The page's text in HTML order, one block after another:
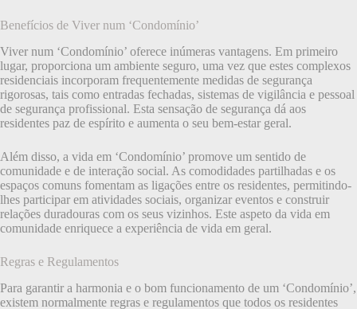
Benefícios de Viver num ‘Condomínio’
Viver num ‘Condomínio’ oferece inúmeras vantagens. Em primeiro
lugar, proporciona um ambiente seguro, uma vez que estes complexos
residenciais incorporam frequentemente medidas de segurança
rigorosas, tais como entradas fechadas, sistemas de vigilância e pessoal
de segurança profissional. Esta sensação de segurança dá aos
residentes paz de espírito e aumenta o seu bem-estar geral.
Além disso, a vida em ‘Condomínio’ promove um sentido de
comunidade e de interação social. As comodidades partilhadas e os
espaços comuns fomentam as ligações entre os residentes, permitindo-
lhes participar em atividades sociais, organizar eventos e construir
relações duradouras com os seus vizinhos. Este aspeto da vida em
comunidade enriquece a experiência de vida em geral.
Regras e Regulamentos
Para garantir a harmonia e o bom funcionamento de um ‘Condomínio’,
existem normalmente regras e regulamentos que todos os residentes